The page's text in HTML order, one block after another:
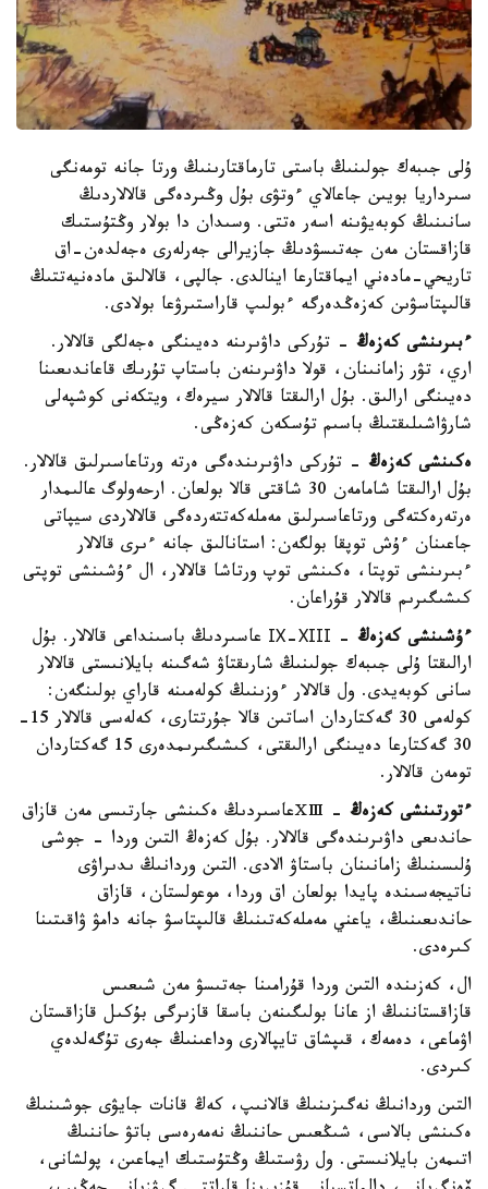
ۇلى جىبەك جولىنىڭ باستى تارماقتارىنىڭ ورتا جانە تومەنگى
سىرداريا بويىن جاعالاي ءوتۋى بۇل وڭىردەگى قالالاردىڭ
سانىنىڭ كوبەيۋىنە اسەر ەتتى. وسىدان دا بولار وڭتۇستىك
قازاقستان مەن جەتىسۋدىڭ جازيرالى جەرلەرى ەجەلدەن-اق
تاريحي-مادەني ايماقتارعا اينالدى. جالپى، قالالىق مادەنيەتتىڭ
قالىپتاسۋىن كەزەڭدەرگە ءبولىپ قاراستىرۋعا بولادى.
ءبىرىنشى كەزەڭ - تۇركى داۋىرىنە دەيىنگى ەجەلگى قالالار.
اري، تۋر زامانىنان، قولا داۋىرىنەن باستاپ تۇرىك قاعاندىعىنا
دەيىنگى ارالىق. بۇل ارالىقتا قالالار سيرەك، ويتكەنى كوشپەلى
شارۋاشىلىقتىڭ باسىم تۇسكەن كەزەڭى.
ەكىنشى كەزەڭ - تۇركى داۋىرىندەگى ەرتە ورتاعاسىرلىق قالالار.
بۇل ارالىقتا شامامەن 30 شاقتى قالا بولعان. ارحەولوگ عالىمدار
ەرتەرەكتەگى ورتاعاسىرلىق مەملەكەتتەردەگى قالالاردى سيپاتى
جاعىنان ءۇش توپقا بولگەن: استانالىق جانە ءىرى قالالار
ءبىرىنشى توپتا، ەكىنشى توپ ورتاشا قالالار، ال ءۇشىنشى توپتى
كىشىگىرىم قالالار قۇراعان.
ءۇشىنشى كەزەڭ
- ІХ-ХІІІ عاسىردىڭ باسىنداعى قالالار. بۇل
ارالىقتا ۇلى جىبەك جولىنىڭ شارىقتاۋ شەگىنە بايلانىستى قالالار
سانى كوبەيدى. ول قالالار ءوزىنىڭ كولەمىنە قاراي بولىنگەن:
كولەمى 30 گەكتاردان اساتىن قالا جۇرتتارى، كەلەسى قالالار 15-
30 گەكتارعا دەيىنگى ارالىقتى، كىشىگىرىمدەرى 15 گەكتاردان
تومەن قالالار.
ءتورتىنشى كەزەڭ
- ⅩⅢعاسىردىڭ ەكىنشى جارتىسى مەن قازاق
حاندىعى داۋىرىندەگى قالالار. بۇل كەزەڭ التىن وردا - جوشى
ۇلىسىنىڭ زامانىنان باستاۋ الادى. التىن وردانىڭ ىدىراۋى
ناتيجەسىندە پايدا بولعان اق وردا، موعولستان، قازاق
حاندىعىنىڭ، ياعني مەملەكەتىنىڭ قالىپتاسۋ جانە دامۋ ۋاقىتىنا
كىرەدى.
ال، كەزىندە التىن وردا قۇرامىنا جەتىسۋ مەن شىعىس
قازاقستاننىڭ از عانا بولىگىنەن باسقا قازىرگى بۇكىل قازاقستان
اۋماعى، دەمەك، قىپشاق تايپالارى وداعىنىڭ جەرى تۇگەلدەي
كىردى.
التىن وردانىڭ نەگىزىنىڭ قالانىپ، كەڭ قانات جايۋى جوشىنىڭ
ەكىنشى بالاسى، شىڭعىس حاننىڭ نەمەرەسى باتۋ حاننىڭ
اتىمەن بايلانىستى. ول رۋستىڭ وڭتۇستىك ايماعىن، پولشانى،